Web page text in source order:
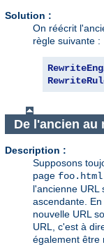
Solution :
On réécrit
règle suivante :
De l'ancien au
Description :
Supposons
page foo.html
l'ancienne URL
ascendante.
nouvelle URL
URL, c'est à
également être